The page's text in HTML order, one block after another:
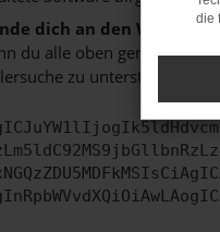
dich an den
du alle oben genannten
zu unterstützen:
die